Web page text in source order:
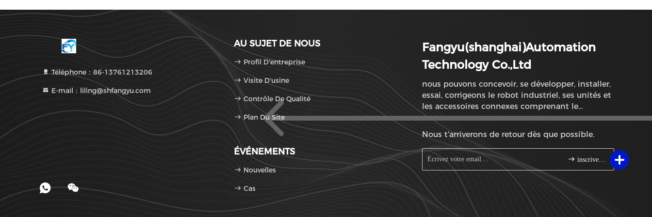
Téléphone：86-13761213206
E-mail：liling@shfangyu.com
AU SUJET DE NOUS
Profil D'entreprise
Visite D'usine
Contrôle De Qualité
Plan Du Site
ÉVÉNEMENTS
Nouvelles
Cas
Fangyu(shanghai)Automation
Technology Co.,Ltd
nous pouvons concevoir, se développer, installer,
essai, corrigeons le robot industriel, ses unités et
les accessoires connexes comprenant le
montage, dispositif de transmission
Nous t'arriverons de retour dès que possible.
inscrivez-vous